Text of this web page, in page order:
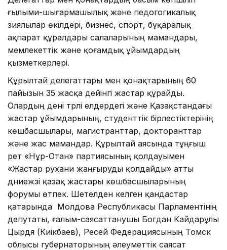
ғылыми-шығармашылық және педогогикалық
зиялылар өкілдері, бизнес, спорт, бұқаралық
ақпарат құралдары салаларының мамандары,
мемлекеттік және қоғамдық ұйымдардың
қызметкерлері.
Құрылтай делегаттары мен қонақтарының 60
пайызын 35 жасқа дейінгі жастар құрайды.
Олардың дені түрлі елдердегі және Қазақстандағы
жастар ұйымдарының, студенттік бірлестіктерінің
көшбасшылары, магистранттар, докторанттар
және жас мамандар. Құрылтай аясында тұңғыш
рет «Нұр-Отан» партиясының қолдауымен
«Жастар рухани жаңғыруды қолдайды» атты
дүниежүзі қазақ жастары көшбасшыларының
форумы өтпек. Шетелден келген қандастар
қатарында Молдова Республикасы Парламентінің
депутаты, ғалым-саясаттанушы Богдан Кайдарұлы
Цырдя (Киікбаев), Ресей Федерациясының Томск
облысы губернаторының әлеуметтік саясат